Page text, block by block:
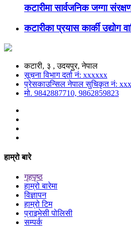
कटारीमा सार्वजनिक जग्गा
कटारीका प्रयास कार्की उद्योग
कटारी, ३ , उदयपुर, नेपाल
सूचना विभाग दर्ता नं: xxxxxx
प्रेसकाउन्सिल नेपाल सुचिकृत नं: xxx
मो. 9842887710, 9862859823
हाम्रो बारे
गृहपृष्ठ
हाम्रो बारेमा
विज्ञापन
हाम्रो टिम
प्राइभेसी पोलिसी
सम्पर्क